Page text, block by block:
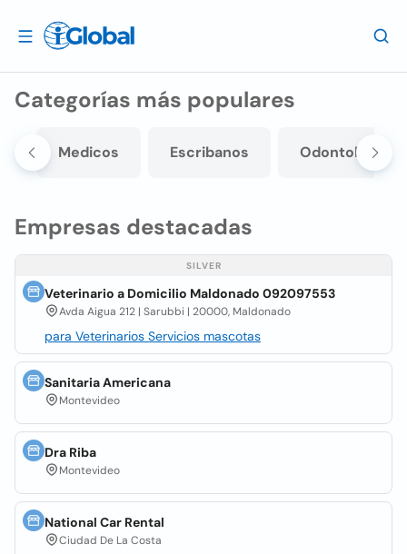
Categorías más populares
Medicos Escribanos Odontologos
Empresas destacadas
SILVER
Veterinario a Domicilio Maldonado 092097553
Avda Aigua 212 | Sarubbi | 20000, Maldonado
para Veterinarios Servicios mascotas
Sanitaria Americana
Montevideo
Dra Riba
Montevideo
National Car Rental
Ciudad De La Costa